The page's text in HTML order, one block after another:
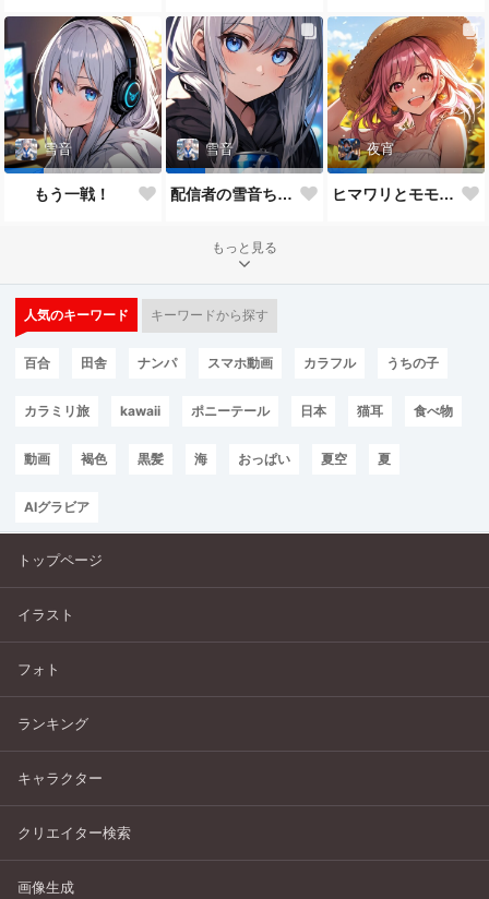
雪音
もう一戦！
雪音
配信者の雪音ちゃん
夜宵
ヒマワリとモモちゃん♥
もっと見る
人気のキーワード キーワードから探す
百合 田舎 ナンパ スマホ動画 カラフル うちの子
カラミリ旅 kawaii ポニーテール 日本 猫耳 食べ物
動画 褐色 黒髪 海 おっぱい 夏空 夏
AIグラビア
トップページ
イラスト
フォト
ランキング
キャラクター
クリエイター検索
画像生成